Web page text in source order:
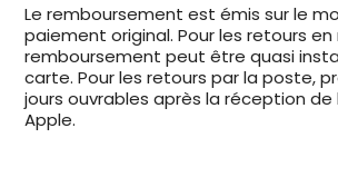
Le remboursement est émis sur le
paiement original. Pour les retours en
remboursement peut être quasi
carte. Pour les retours par la poste,
jours ouvrables après la réception
Apple.